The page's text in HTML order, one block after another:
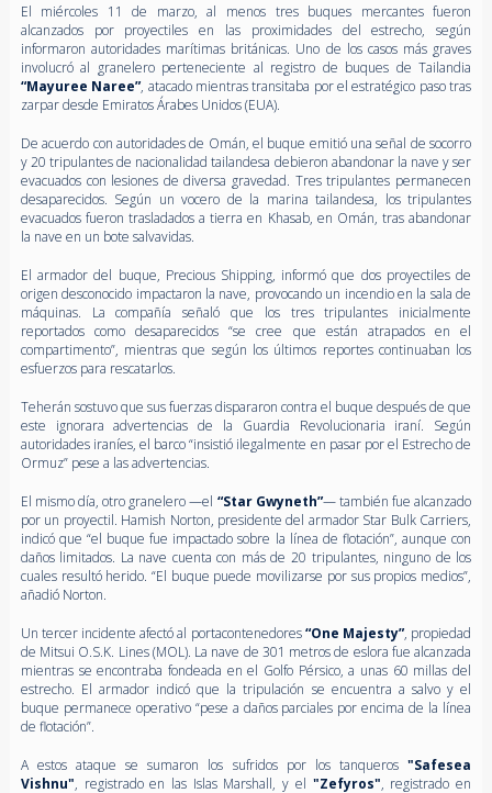
El miércoles 11 de marzo, al menos tres buques mercantes fueron
alcanzados por proyectiles en las proximidades del estrecho, según
informaron autoridades marítimas británicas. Uno de los casos más graves
involucró al granelero perteneciente al registro de buques de Tailandia
“Mayuree Naree”, atacado mientras transitaba por el estratégico paso tras
zarpar desde Emiratos Árabes Unidos (EUA).
De acuerdo con autoridades de Omán, el buque emitió una señal de socorro
y 20 tripulantes de nacionalidad tailandesa debieron abandonar la nave y ser
evacuados con lesiones de diversa gravedad. Tres tripulantes permanecen
desaparecidos. Según un vocero de la marina tailandesa, los tripulantes
evacuados fueron trasladados a tierra en Khasab, en Omán, tras abandonar
la nave en un bote salvavidas.
El armador del buque, Precious Shipping, informó que dos proyectiles de
origen desconocido impactaron la nave, provocando un incendio en la sala de
máquinas. La compañía señaló que los tres tripulantes inicialmente
reportados como desaparecidos “se cree que están atrapados en el
compartimento”, mientras que según los últimos reportes continuaban los
esfuerzos para rescatarlos.
Teherán sostuvo que sus fuerzas dispararon contra el buque después de que
este ignorara advertencias de la Guardia Revolucionaria iraní. Según
autoridades iraníes, el barco “insistió ilegalmente en pasar por el Estrecho de
Ormuz” pese a las advertencias.
El mismo día, otro granelero —el “Star Gwyneth”— también fue alcanzado
por un proyectil. Hamish Norton, presidente del armador Star Bulk Carriers,
indicó que “el buque fue impactado sobre la línea de flotación”, aunque con
daños limitados. La nave cuenta con más de 20 tripulantes, ninguno de los
cuales resultó herido. “El buque puede movilizarse por sus propios medios”,
añadió Norton.
Un tercer incidente afectó al portacontenedores“One Majesty”, propiedad
de Mitsui O.S.K. Lines (MOL). La nave de 301 metros de eslora fue alcanzada
mientras se encontraba fondeada en el Golfo Pérsico, a unas 60 millas del
estrecho. El armador indicó que la tripulación se encuentra a salvo y el
buque permanece operativo “pese a daños parciales por encima de la línea
de flotación”.
A estos ataque se sumaron los sufridos por los tanqueros"Safesea
Vishnu", registrado en las Islas Marshall, y el "Zefyros", registrado en